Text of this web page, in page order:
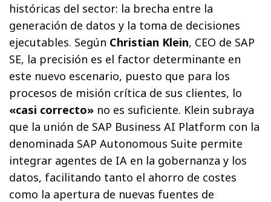
históricas del sector: la brecha entre la
generación de datos y la toma de decisiones
ejecutables. Según Christian Klein, CEO de SAP
SE, la precisión es el factor determinante en
este nuevo escenario, puesto que para los
procesos de misión crítica de sus clientes, lo
«casi correcto» no es suficiente. Klein subraya
que la unión de SAP Business AI Platform con la
denominada SAP Autonomous Suite permite
integrar agentes de IA en la gobernanza y los
datos, facilitando tanto el ahorro de costes
como la apertura de nuevas fuentes de